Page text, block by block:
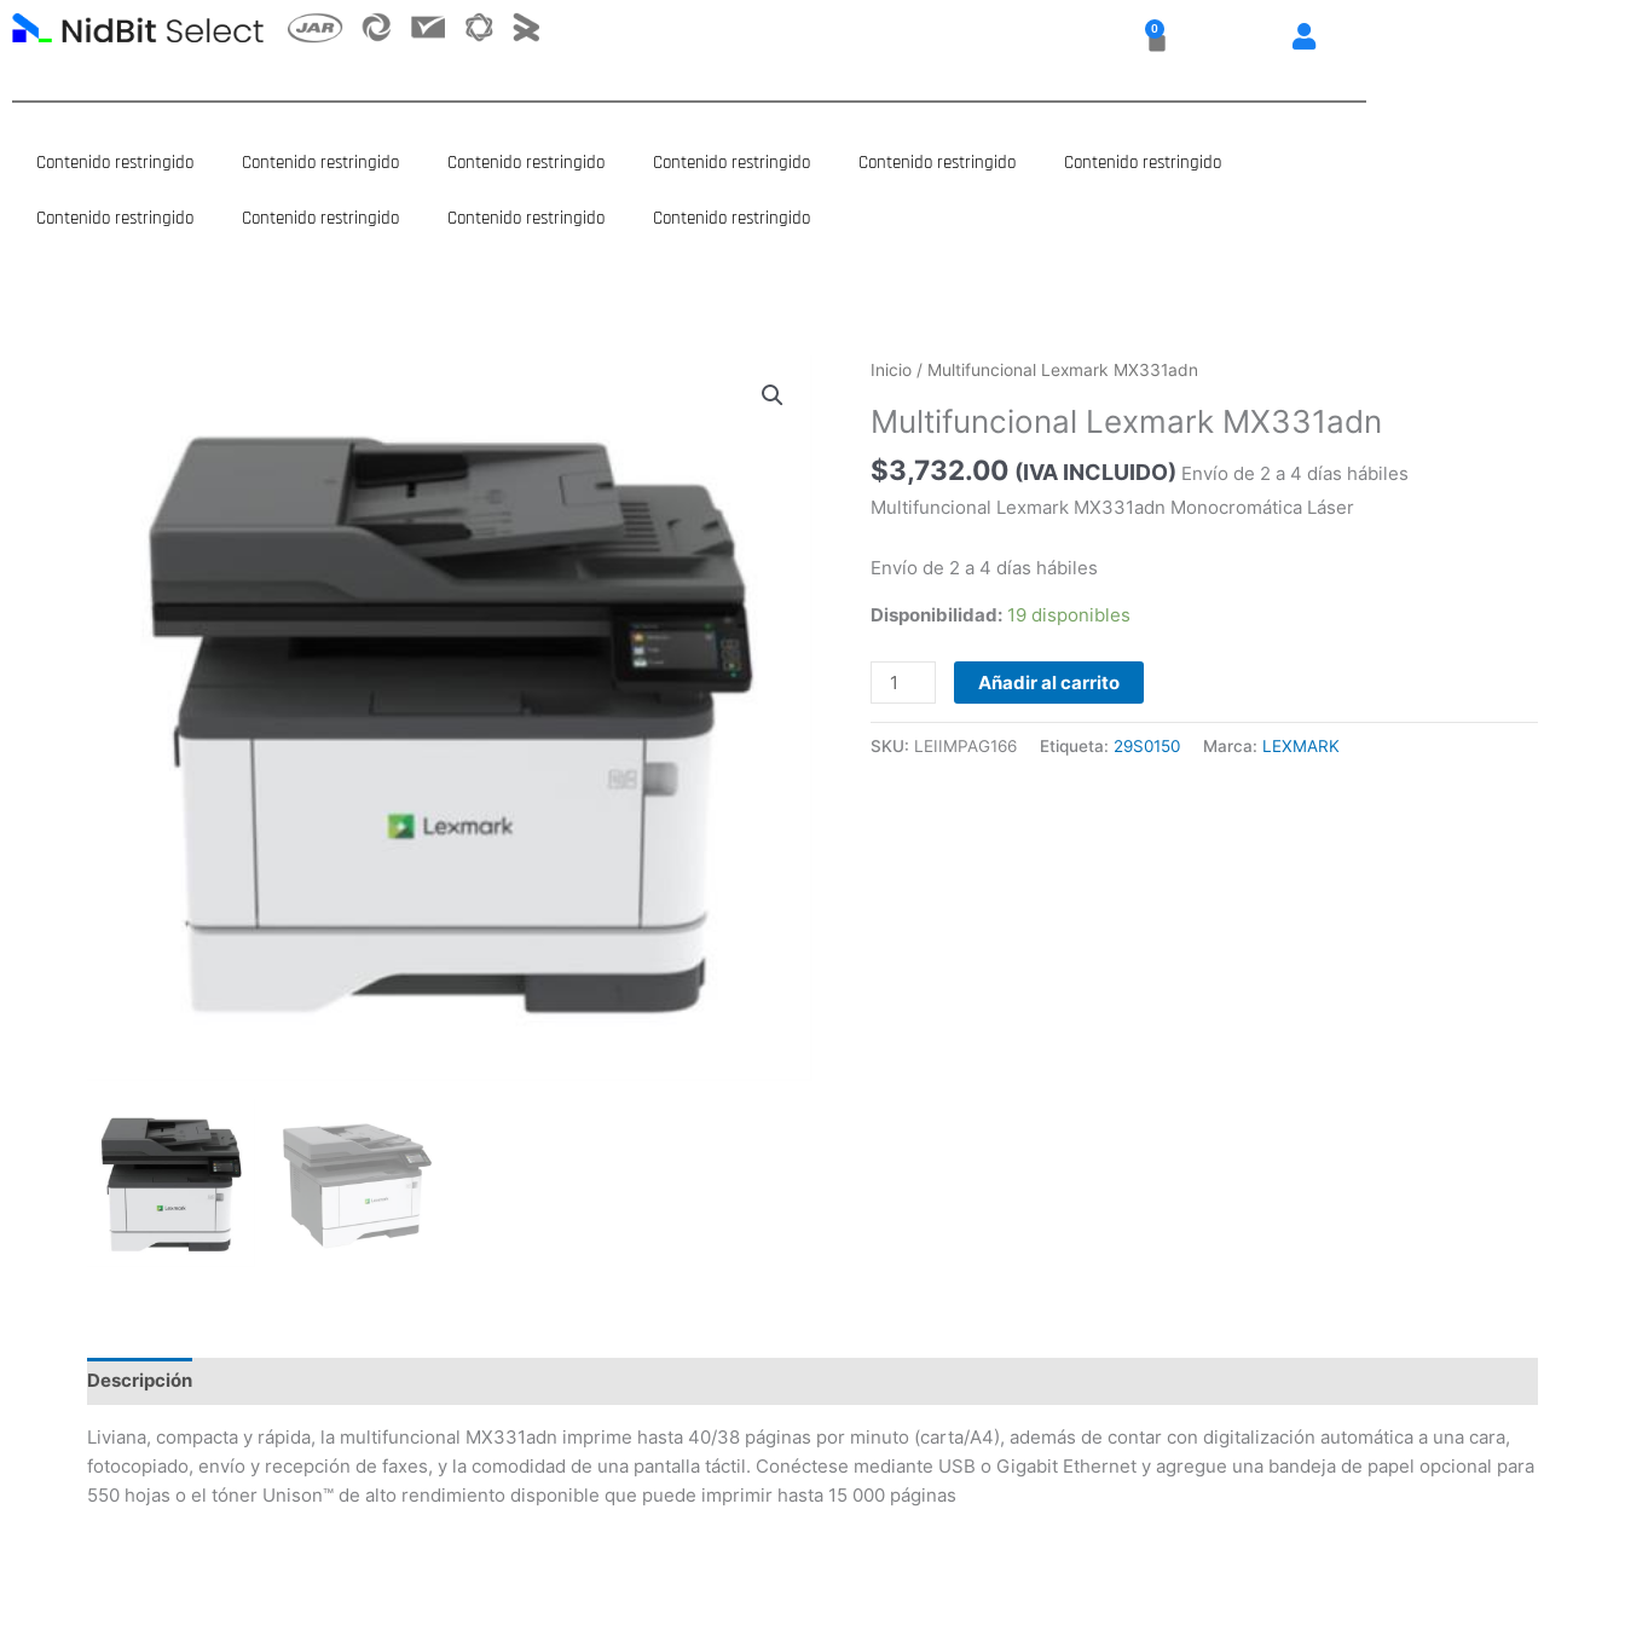
al
0
Carrito
Contenido restringido Contenido restringido Contenido restringido Contenido restringido Contenido restringido Contenido restringido
Contenido restringido Contenido restringido Contenido restringido Contenido restringido
Inicio / Multifuncional Lexmark MX331adn
Multifuncional Lexmark MX331adn
$3,732.00 (IVA INCLUIDO) Envío de 2 a 4 días hábiles
Multifuncional Lexmark MX331adn Monocromática Láser
Envío de 2 a 4 días hábiles
Disponibilidad: 19 disponibles
Multifuncional
MX331adn
cantidad
Añadir al carrito
SKU: LEIIMPAG166 Etiqueta: 29S0150 Marca: LEXMARK
Descripción
Liviana, compacta y rápida, la multifuncional MX331adn imprime hasta 40/38 páginas por minuto (carta/A4), además de contar con digitalización automática a una cara,
fotocopiado, envío y recepción de faxes, y la comodidad de una pantalla táctil. Conéctese mediante USB o Gigabit Ethernet y agregue una bandeja de papel opcional para
550 hojas o el tóner Unison™ de alto rendimiento disponible que puede imprimir hasta 15 000 páginas